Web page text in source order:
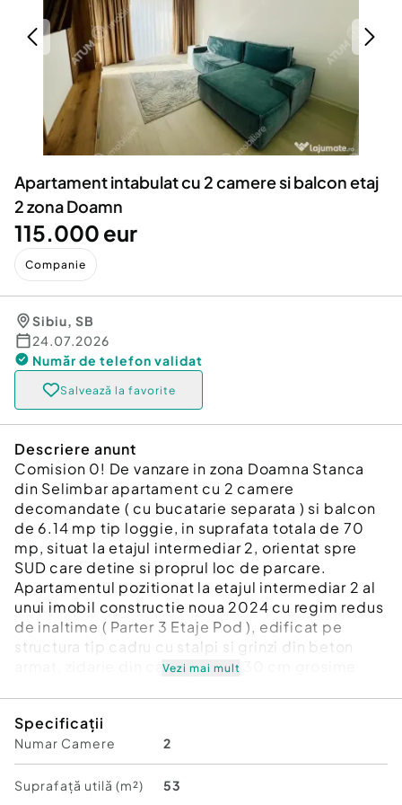
Servicii
Animale de companie
Afaceri și echipamente profesionale
Inchiriere Bunuri si Vehicule
Utilaje agricole si industriale
Piese auto si accesorii
Dacia Duster
Apartament intabulat cu 2 camere si balcon etaj
2 zona Doamn
115.000 eur
Companie
Sibiu, SB
24.07.2026
Număr de telefon validat
Salvează la favorite
Descriere anunt
Comision 0! De vanzare in zona Doamna Stanca
din Selimbar apartament cu 2 camere
decomandate ( cu bucatarie separata ) si balcon
de 6.14 mp tip loggie, in suprafata totala de 70
mp, situat la etajul intermediar 2, orientat spre
SUD care detine si proprul loc de parcare.
Apartamentul pozitionat la etajul intermediar 2 al
unui imobil constructie noua 2024 cu regim redus
de inaltime ( Parter 3 Etaje Pod ), edificat pe
structura tip cadru cu stalpi si grinzi din beton
armat, zidarie din caramida de 30 cm grosime
Imobilul in care se afla locuinta face parte dintr-
un complex rezidential modern unde toate
imobilele au regimul de inaltime Parter 3 Etaje
Pod cu distanta de 40 m intre acestea, acces
Vezi mai mult
Specificații
Numar Camere 2
Suprafață utilă (m²) 53